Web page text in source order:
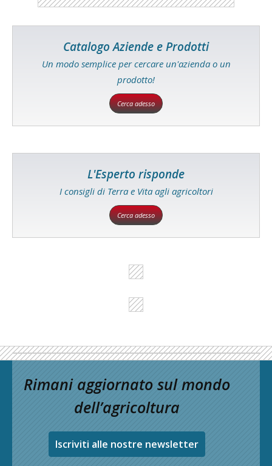
Catalogo Aziende e Prodotti
Un modo semplice per cercare un'azienda o un
prodotto!
Cerca adesso
L'Esperto risponde
I consigli di Terra e Vita agli agricoltori
Cerca adesso
Rimani aggiornato sul mondo
dell’agricoltura
Iscriviti alle nostre newsletter